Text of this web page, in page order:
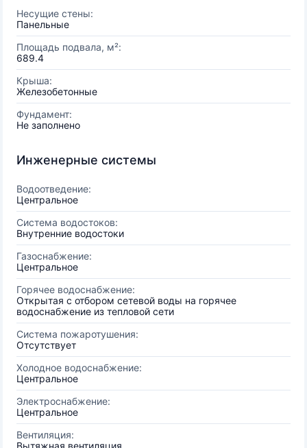
Несущие стены:
Панельные
Площадь подвала, м²:
689.4
Крыша:
Железобетонные
Фундамент:
Не заполнено
Инженерные системы
Водоотведение:
Центральное
Система водостоков:
Внутренние водостоки
Газоснабжение:
Центральное
Горячее водоснабжение:
Открытая с отбором сетевой воды на горячее
водоснабжение из тепловой сети
Система пожаротушения:
Отсутствует
Холодное водоснабжение:
Центральное
Электроснабжение:
Центральное
Вентиляция:
Вытяжная вентиляция